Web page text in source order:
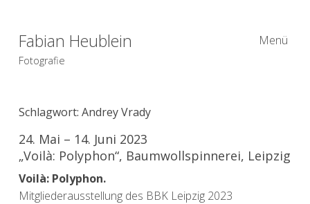
Fabian Heublein
Fotografie
Menü
Schlagwort: Andrey Vrady
24. Mai – 14. Juni 2023
„Voilà: Polyphon“, Baumwollspinnerei, Leipzig
Voilà: Polyphon.
Mitgliederausstellung des BBK Leipzig 2023